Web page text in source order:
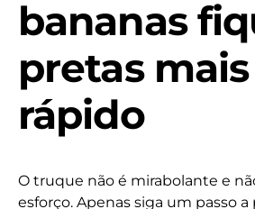
bananas
pretas mais
rápido
O truque não é mirabolante e
esforço. Apenas siga um passo a